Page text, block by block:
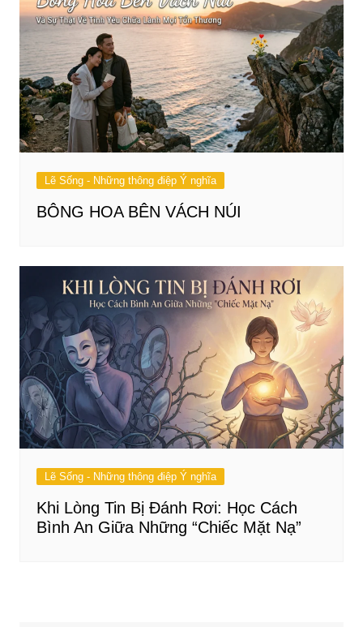
Lẽ Sống - Những thông điệp Ý nghĩa
BÔNG HOA BÊN VÁCH NÚI
Lẽ Sống - Những thông điệp Ý nghĩa
Khi Lòng Tin Bị Đánh Rơi: Học Cách
Bình An Giữa Những “Chiếc Mặt Nạ”